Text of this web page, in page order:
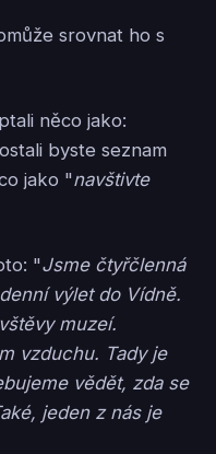
srovnat ho s
něco jako:
byste seznam
jako "navštivte
"Jsme čtyřčlenná
výlet do Vídně.
muzeí.
vzduchu. Tady je
vědět, zda se
jeden z nás je